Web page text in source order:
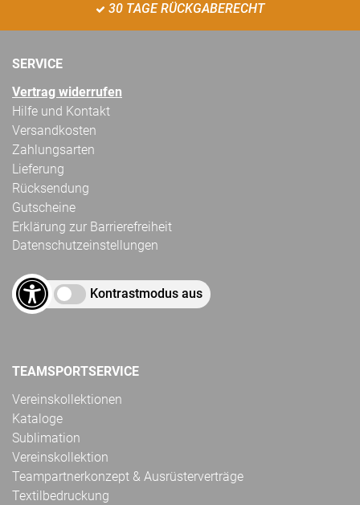
30 TAGE RÜCKGABERECHT
SERVICE
Vertrag widerrufen
Hilfe und Kontakt
Versandkosten
Zahlungsarten
Lieferung
Rücksendung
Gutscheine
Erklärung zur Barrierefreiheit
Datenschutzeinstellungen
Kontrastmodus aus
TEAMSPORTSERVICE
Vereinskollektionen
Kataloge
Sublimation
Vereinskollektion
Teampartnerkonzept & Ausrüsterverträge
Textilbedruckung